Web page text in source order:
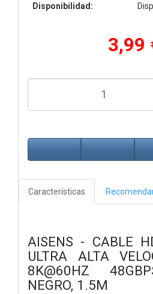
Disponibilidad:
3,99
Características
AISENS - CABLE
ULTRA ALTA
8K@60HZ
NEGRO, 1.5M